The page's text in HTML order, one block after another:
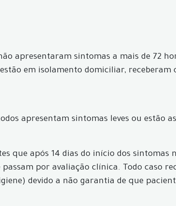
apresentaram sintomas a mais de 72
em isolamento domiciliar,
apresentam sintomas leves ou estão
que após 14 dias do início dos sintomas
por avaliação clínica. Todo caso
devido a não garantia de que